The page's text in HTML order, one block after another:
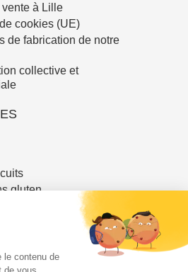
vente à Lille
cookies (UE)
de fabrication de notre
collective et
gluten
NOUS